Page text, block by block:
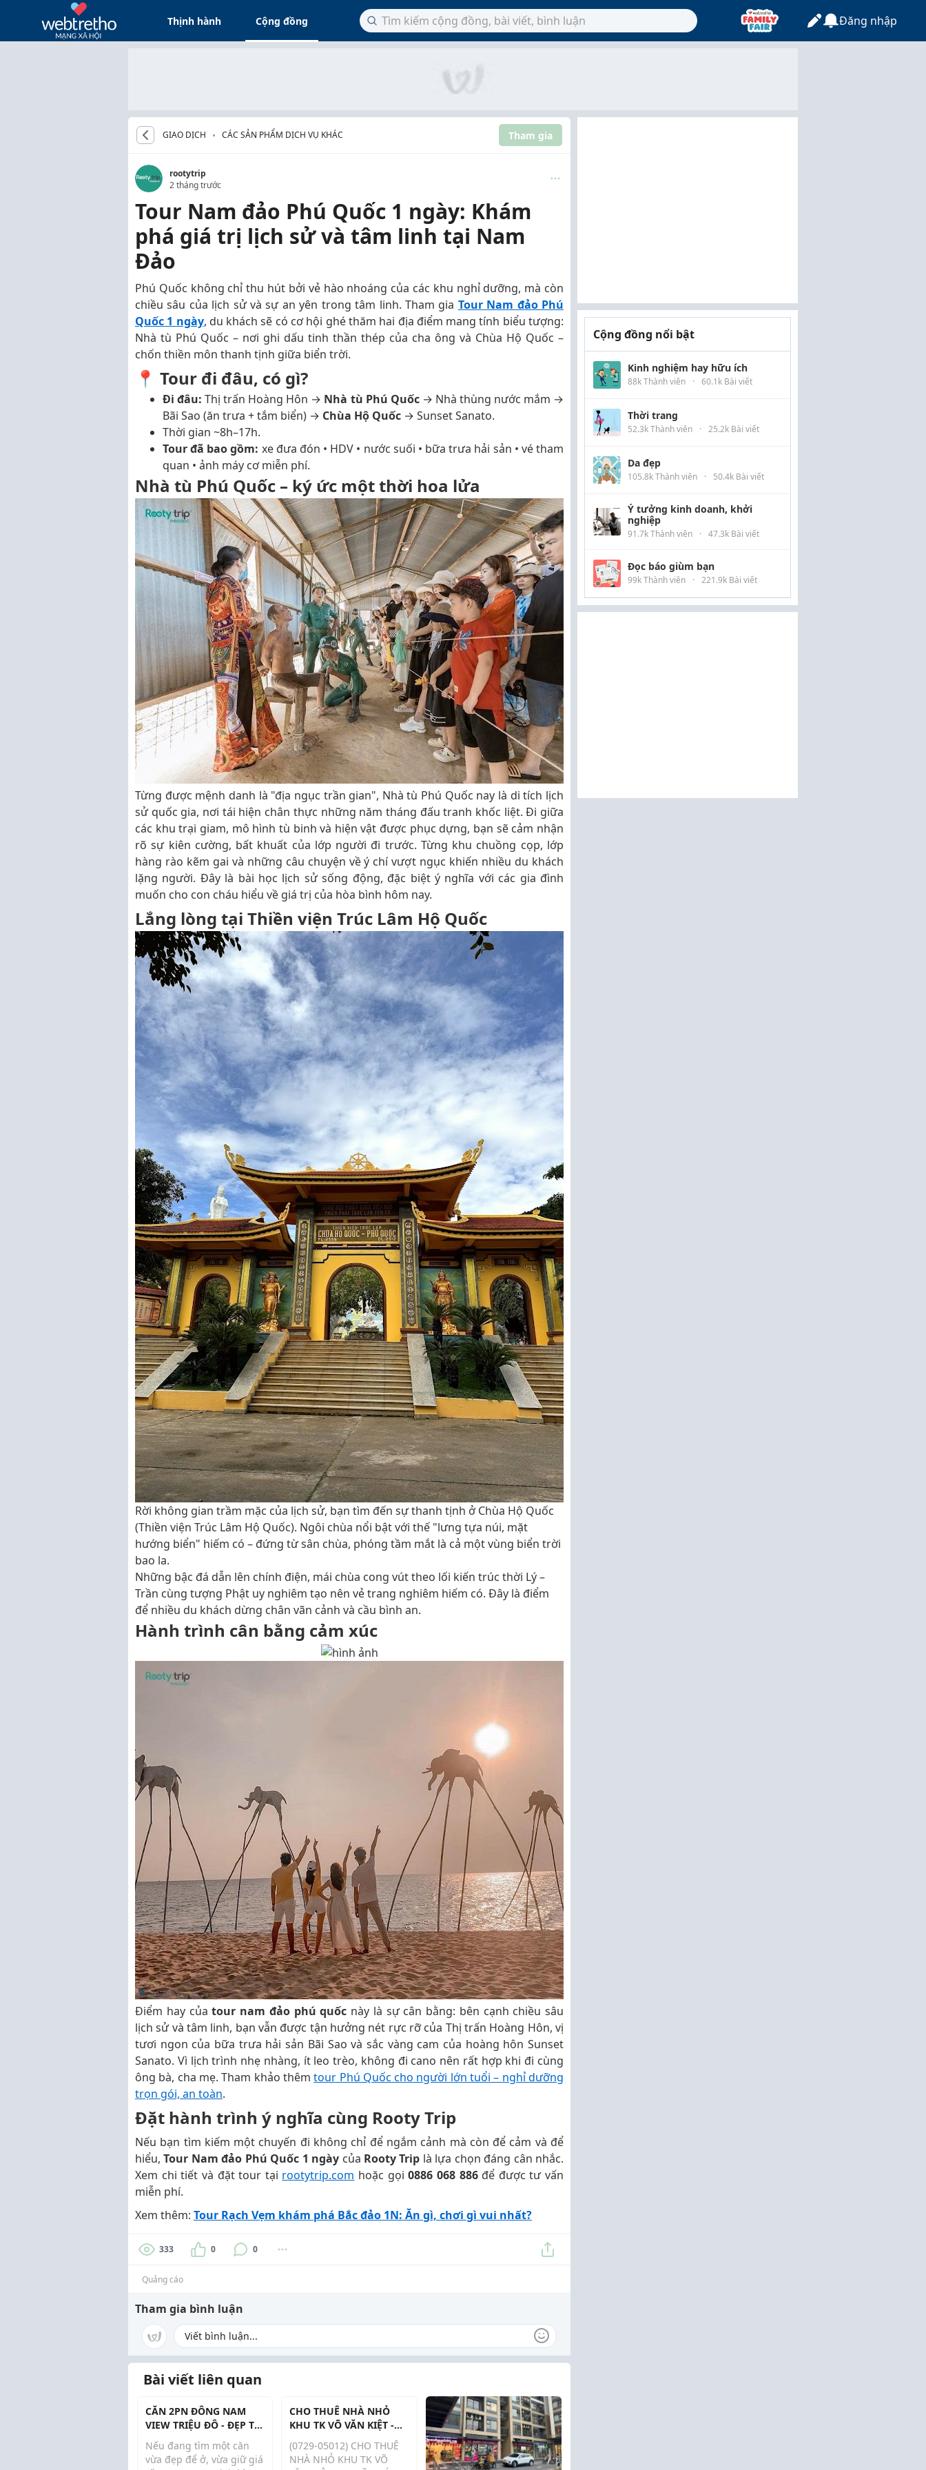
Thịnh hành Cộng đồng Đăng nhập
GIAO DỊCH CÁC SẢN PHẨM DỊCH VỤ KHÁC Tham gia
rootytrip
2 tháng trước
Tour Nam đảo Phú Quốc 1 ngày: Khám
phá giá trị lịch sử và tâm linh tại Nam
Đảo
Phú Quốc không chỉ thu hút bởi vẻ hào nhoáng của các khu nghỉ dưỡng, mà còn
chiều sâu của lịch sử và sự an yên trong tâm linh. Tham gia Tour Nam đảo Phú
Quốc 1 ngày, du khách sẽ có cơ hội ghé thăm hai địa điểm mang tính biểu tượng:
Nhà tù Phú Quốc – nơi ghi dấu tinh thần thép của cha ông và Chùa Hộ Quốc –
chốn thiền môn thanh tịnh giữa biển trời.
📍 Tour đi đâu, có gì?
Đi đâu: Thị trấn Hoàng Hôn → Nhà tù Phú Quốc→ Nhà thùng nước mắm →
Bãi Sao (ăn trưa + tắm biển) → Chùa Hộ Quốc → Sunset Sanato.
Thời gian ~8h–17h.
Tour đã bao gồm: xe đưa đón • HDV • nước suối • bữa trưa hải sản • vé tham
quan • ảnh máy cơ miễn phí.
Nhà tù Phú Quốc – ký ức một thời hoa lửa
Từng được mệnh danh là "địa ngục trần gian", Nhà tù Phú Quốc nay là di tích lịch
sử quốc gia, nơi tái hiện chân thực những năm tháng đấu tranh khốc liệt. Đi giữa
các khu trại giam, mô hình tù binh và hiện vật được phục dựng, bạn sẽ cảm nhận
rõ sự kiên cường, bất khuất của lớp người đi trước. Từng khu chuồng cọp, lớp
hàng rào kẽm gai và những câu chuyện về ý chí vượt ngục khiến nhiều du khách
lặng người. Đây là bài học lịch sử sống động, đặc biệt ý nghĩa với các gia đình
muốn cho con cháu hiểu về giá trị của hòa bình hôm nay.
Lắng lòng tại Thiền viện Trúc Lâm Hộ Quốc
Rời không gian trầm mặc của lịch sử, bạn tìm đến sự thanh tịnh ở Chùa Hộ Quốc
(Thiền viện Trúc Lâm Hộ Quốc). Ngôi chùa nổi bật với thế "lưng tựa núi, mặt
hướng biển" hiếm có – đứng từ sân chùa, phóng tầm mắt là cả một vùng biển trời
bao la.
Những bậc đá dẫn lên chính điện, mái chùa cong vút theo lối kiến trúc thời Lý –
Trần cùng tượng Phật uy nghiêm tạo nên vẻ trang nghiêm hiếm có. Đây là điểm
để nhiều du khách dừng chân vãn cảnh và cầu bình an.
Hành trình cân bằng cảm xúc
Điểm hay củatour nam đảo phú quốc này là sự cân bằng: bên cạnh chiều sâu
lịch sử và tâm linh, bạn vẫn được tận hưởng nét rực rỡ của Thị trấn Hoàng Hôn, vị
tươi ngon của bữa trưa hải sản Bãi Sao và sắc vàng cam của hoàng hôn Sunset
Sanato. Vì lịch trình nhẹ nhàng, ít leo trèo, không đi cano nên rất hợp khi đi cùng
ông bà, cha mẹ. Tham khảo thêmtour Phú Quốc cho người lớn tuổi – nghỉ dưỡng
trọn gói, an toàn.
Đặt hành trình ý nghĩa cùng Rooty Trip
Nếu bạn tìm kiếm một chuyến đi không chỉ để ngắm cảnh mà còn để cảm và để
hiểu,Tour Nam đảo Phú Quốc 1 ngày của Rooty Trip là lựa chọn đáng cân nhắc.
Xem chi tiết và đặt tour tại rootytrip.com hoặc gọi0886 068 886để được tư vấn
miễn phí.
Xem thêm: Tour Rạch Vẹm khám phá Bắc đảo 1N: Ăn gì, chơi gì vui nhất?
333 0 0
Quảng cáo
Tham gia bình luận
Bài viết liên quan
CĂN 2PN ĐÔNG NAM
VIEW TRIỆU ĐÔ - ĐẸP TỪ
VỊ TRÍ ĐẾN GIÁ TRỊ ĐẦU
TƯ
Nếu đang tìm một căn
vừa đẹp để ở, vừa giữ giá
CHO THUÊ NHÀ NHỎ
KHU TK VÕ VĂN KIỆT -
CŨ) GIÁ 7 TRIỆU 500.
(0729-05012) CHO THUÊ
NHÀ NHỎ KHU TK VÕ
Cộng đồng nổi bật
Kinh nghiệm hay hữu ích
88k Thành viên · 60.1k Bài viết
Thời trang
52.3k Thành viên · 25.2k Bài viết
Da đẹp
105.8k Thành viên · 50.4k Bài viết
Ý tưởng kinh doanh, khởi
nghiệp
91.7k Thành viên · 47.3k Bài viết
Đọc báo giùm bạn
99k Thành viên · 221.9k Bài viết